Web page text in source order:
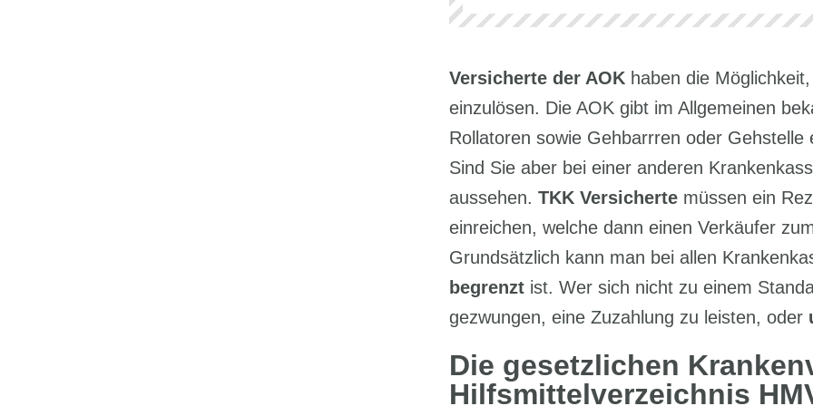
Versicherte der AOK haben die
einzulösen. Die AOK gibt im Allgemeinen
Rollatoren sowie Gehbarrren oder Gehstelle
Sind Sie aber bei einer anderen
aussehen. TKK Versicherte müssen ein
einreichen, welche dann einen Verkäufer
Grundsätzlich kann man bei allen
begrenzt ist. Wer sich nicht zu einem
gezwungen, eine Zuzahlung zu leisten, oder
Die gesetzlichen
Hilfsmittelverzeichnis